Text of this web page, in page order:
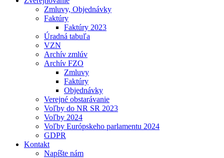
Zmluvy, Objednávky
Faktúry
Faktúry 2023
Úradná tabuľa
VZN
Archív zmlúv
Archív FZO
Zmluvy
Faktúry
Objednávky
Verejné obstarávanie
Voľby do NR SR 2023
Voľby 2024
Voľby Európskeho parlamentu 2024
GDPR
Kontakt
Napíšte nám